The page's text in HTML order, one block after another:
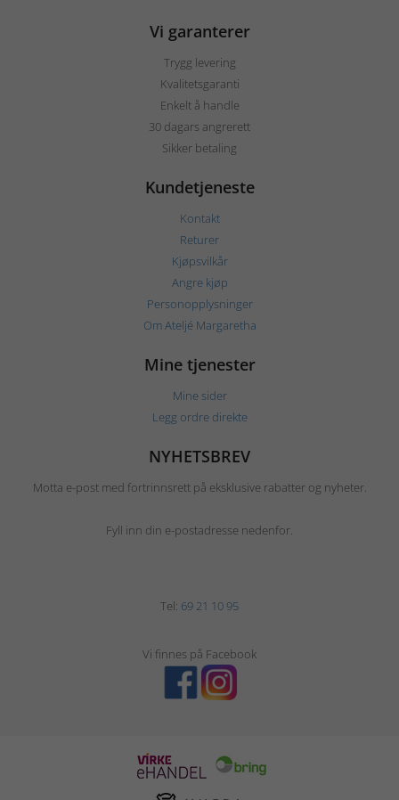
Vi garanterer
Trygg levering
Kvalitetsgaranti
Enkelt å handle
30 dagars angrerett
Sikker betaling
Kundetjeneste
Kontakt
Returer
Kjøpsvilkår
Angre kjøp
Personopplysninger
Om Ateljé Margaretha
Mine tjenester
Mine sider
Legg ordre direkte
NYHETSBREV
Motta e-post med fortrinnsrett på eksklusive rabatter og nyheter.
Fyll inn din e-postadresse nedenfor.
Tel: 69 21 10 95
Vi finnes på Facebook